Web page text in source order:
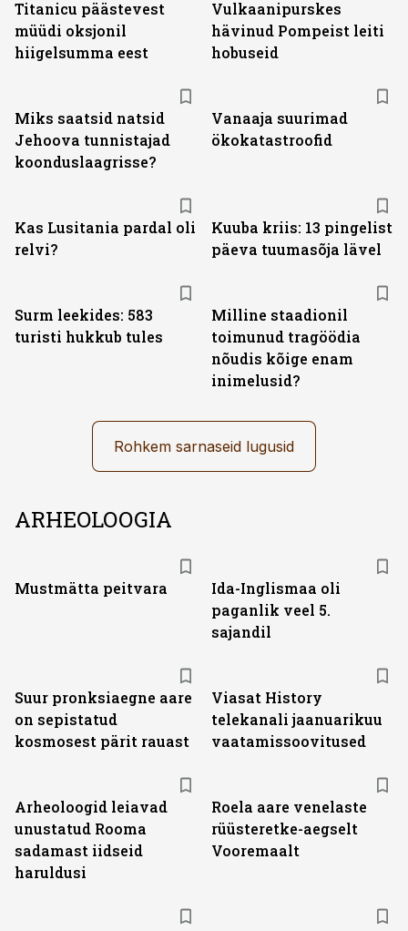
Titanicu päästevest
müüdi oksjonil
hiigelsumma eest
Vulkaanipurskes
hävinud Pompeist leiti
hobuseid
Miks saatsid natsid
Jehoova tunnistajad
koonduslaagrisse?
Vanaaja suurimad
ökokatastroofid
Kas Lusitania pardal oli
relvi?
Kuuba kriis: 13 pingelist
päeva tuumasõja lävel
Surm leekides: 583
turisti hukkub tules
Milline staadionil
toimunud tragöödia
nõudis kõige enam
inimelusid?
Rohkem sarnaseid lugusid
ARHEOLOOGIA
Mustmätta peitvara
Ida-Inglismaa oli
paganlik veel 5.
sajandil
Suur pronksiaegne aare
on sepistatud
kosmosest pärit rauast
Viasat History
telekanali jaanuarikuu
vaatamissoovitused
Arheoloogid leiavad
unustatud Rooma
sadamast iidseid
haruldusi
Roela aare venelaste
rüüsteretke-aegselt
Vooremaalt